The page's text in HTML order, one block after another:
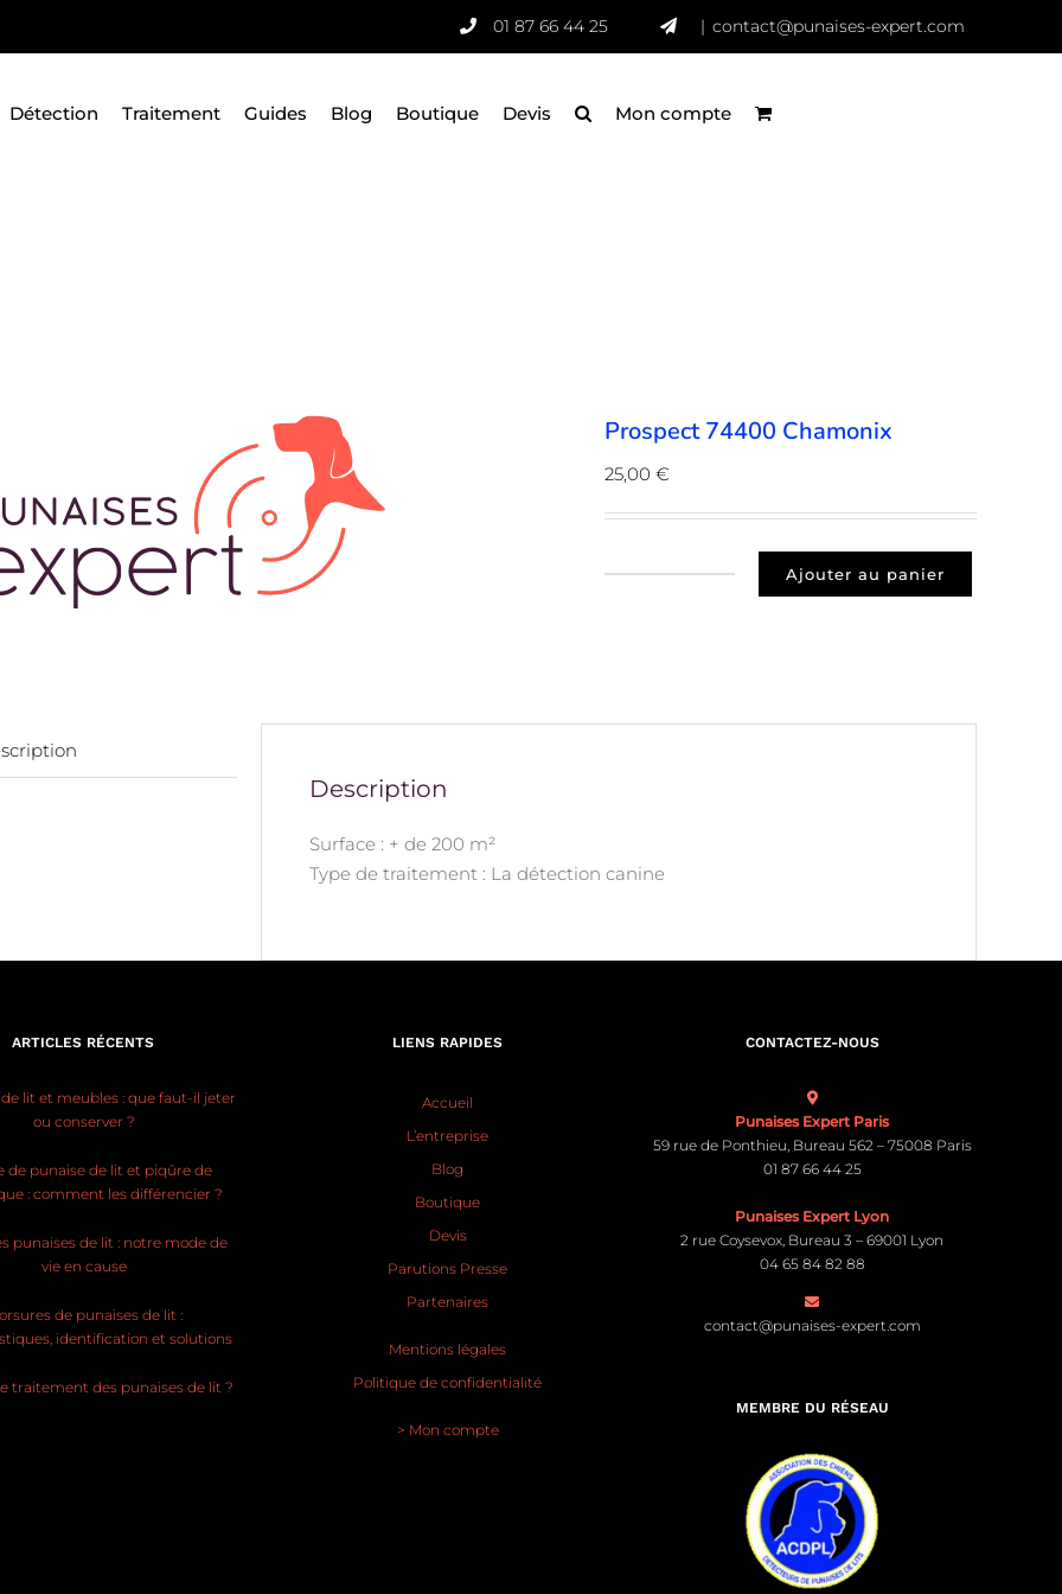
01 87 66 44 25 | contact@punaises-expert.com
Détection Traitement Guides Blog Boutique Devis Mon compte
Prospect 74400 Chamonix
25,00 €
Ajouter au panier
Description
Surface : + de 200 m²
Type de traitement : La détection canine
ARTICLES RÉCENTS
lit et meubles : que faut-il jeter
ou conserver ?
de punaise de lit et piqûre de
: comment les différencier ?
punaises de lit : notre mode de
vie en cause
de punaises de lit :
identification et solutions
traitement des punaises de lit ?
LIENS RAPIDES
Accueil
L’entreprise
Blog
Boutique
Devis
Parutions Presse
Partenaires
Mentions légales
Politique de confidentialité
> Mon compte
CONTACTEZ-NOUS
Punaises Expert Paris
59 rue de Ponthieu, Bureau 562 – 75008 Paris
01 87 66 44 25
Punaises Expert Lyon
2 rue Coysevox, Bureau 3 – 69001 Lyon
04 65 84 82 88
contact@punaises-expert.com
MEMBRE DU RÉSEAU